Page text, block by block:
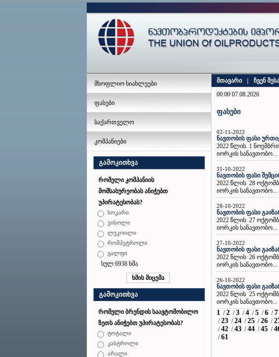
მსოფლიო სიახლეები
ფასები
საქართველო
კომპანიები
გამოკითხვა
რომელი კომპანიის
მომსახურეობას ანიჭებთ
უპირატესობას?
სოკარი
ვისოლი
ლუკოილი
რომპეტროლი
გალფი
სულ:6938 ხმა
გამოკითხვა
რომელი ბრენდის საავტომობილო
ზეთს ანიჭებთ უპირატესობას?
ტოტალი
კასტროლი
არალი
მთავარი ჩვენ
00:00 07.08.2026
ფასები
02-11-2022
ნავთობის ფასი
2022 წლის 1
იორკის სანავთობო...
31-10-2022
ნავთობის ფასი
2022 წლის 28
იორკის სანავთობო...
28-10-2022
ნავთობის ფასი
2022 წლის 27
იორკის სანავთობო...
27-10-2022
ნავთობის ფასი
2022 წლის 26
იორკის სანავთობო...
26-10-2022
ნავთობის ფასი
2022 წლის 25
იორკის სანავთობო...
1 / 2 / 3 / 4 / 5 / 6 / 7
/ 23 / 24 / 25 / 26 /
/ 42 / 43 / 44 / 45 /
/ 61